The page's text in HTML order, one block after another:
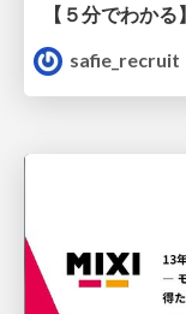
safie_recruit